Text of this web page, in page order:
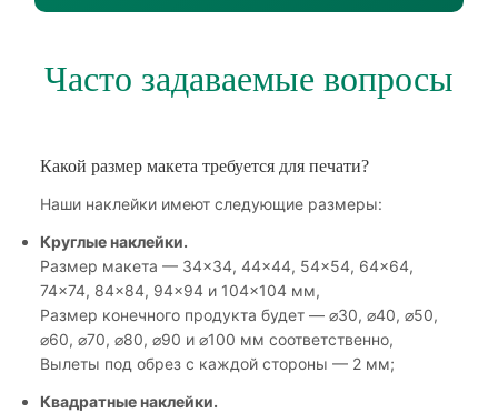
Часто задаваемые вопросы
Какой размер макета требуется для печати?
Наши наклейки имеют следующие размеры:
Круглые наклейки.
Размер макета — 34×34, 44×44, 54×54, 64×64,
74×74, 84×84, 94×94 и 104×104 мм,
Размер конечного продукта будет — ⌀30, ⌀40, ⌀50,
⌀60, ⌀70, ⌀80, ⌀90 и ⌀100 мм соответственно,
Вылеты под обрез с каждой стороны — 2 мм;
Квадратные наклейки.